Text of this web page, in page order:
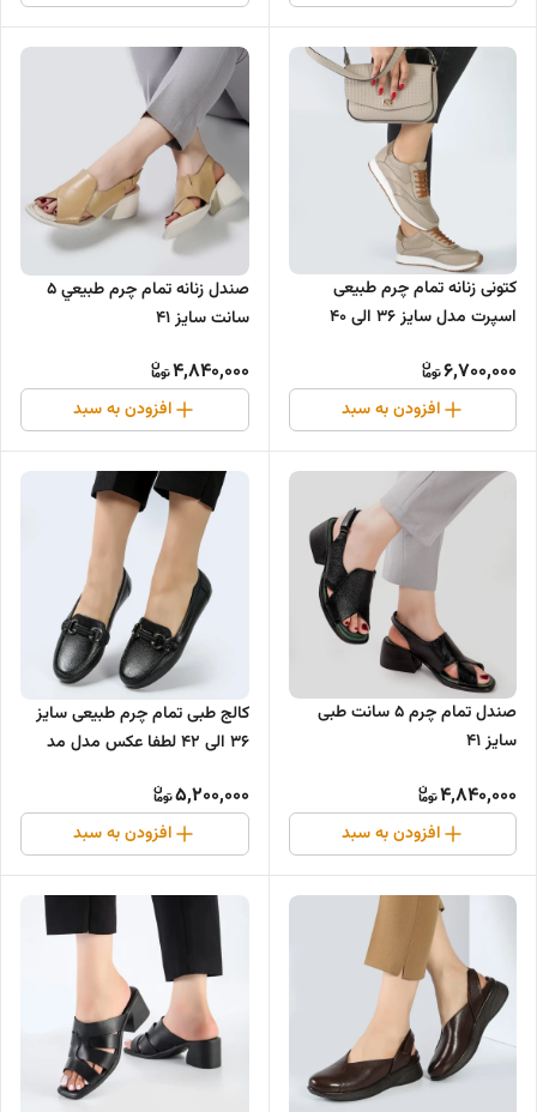
کتونی زنانه تمام چرم طبیعی
اسپرت مدل سایز ۳۶ الی ۴۰
6,700,000
افزودن به سبد
صندل زنانه تمام چرم طبيعي ۵
سانت سایز ۴۱
4,840,000
افزودن به سبد
صندل تمام چرم ۵ سانت طبی
سایز ۴۱
4,840,000
افزودن به سبد
کالج طبی تمام چرم طبیعی سایز
۳۶ الی ۴۲ لطفا عکس مدل مد
5,200,000
افزودن به سبد